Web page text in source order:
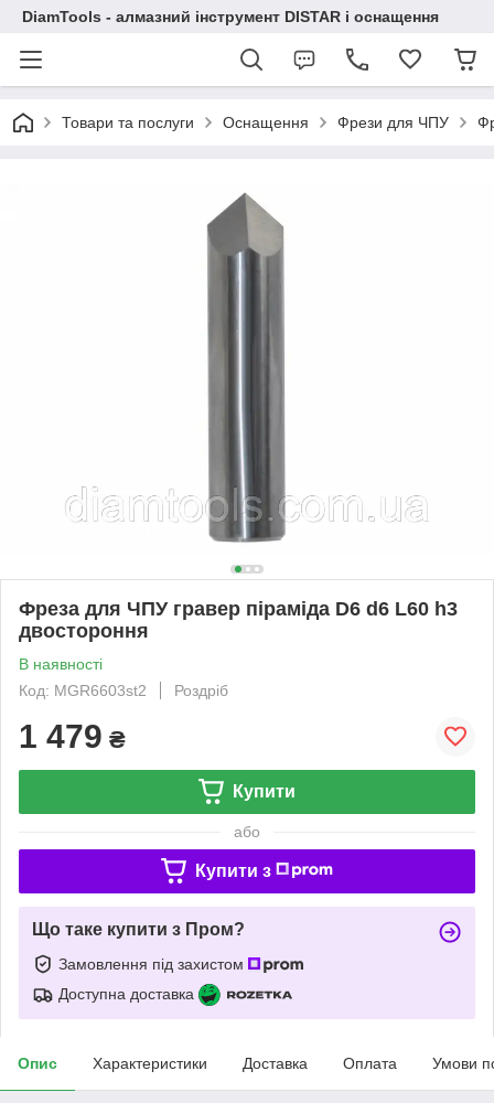
DiamTools - алмазний інструмент DISTAR і оснащення
Товари та послуги Оснащення Фрези для ЧПУ
Фреза для ЧПУ гравер піраміда D6 d6 L60 h3
двостороння
В наявності
Код: MGR6603st2
Роздріб
1 479 ₴
Купити
або
Купити з
Що таке купити з Пром?
Замовлення під захистом
Доступна доставка
Опис Характеристики Доставка Оплата Умови